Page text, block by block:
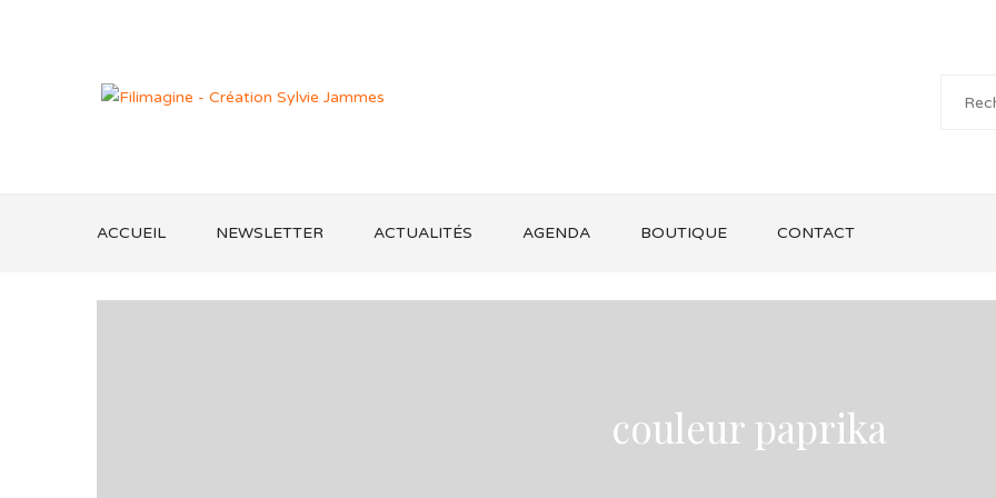
ACCUEIL NEWSLETTER ACTUALITÉS AGENDA BOUTIQUE CONTACT
couleur paprika